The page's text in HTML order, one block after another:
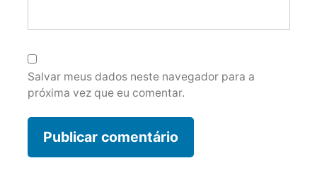
Salvar meus dados neste navegador para a
próxima vez que eu comentar.